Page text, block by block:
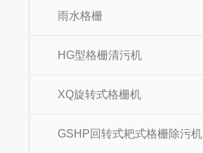
雨水格栅
HG型格栅清污机
XQ旋转式格栅机
GSHP回转式耙式格栅除污机